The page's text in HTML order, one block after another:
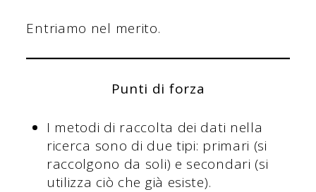
Entriamo nel merito.
Punti di forza
I metodi di raccolta dei dati nella
ricerca sono di due tipi: primari (si
raccolgono da soli) e secondari (si
utilizza ciò che già esiste).